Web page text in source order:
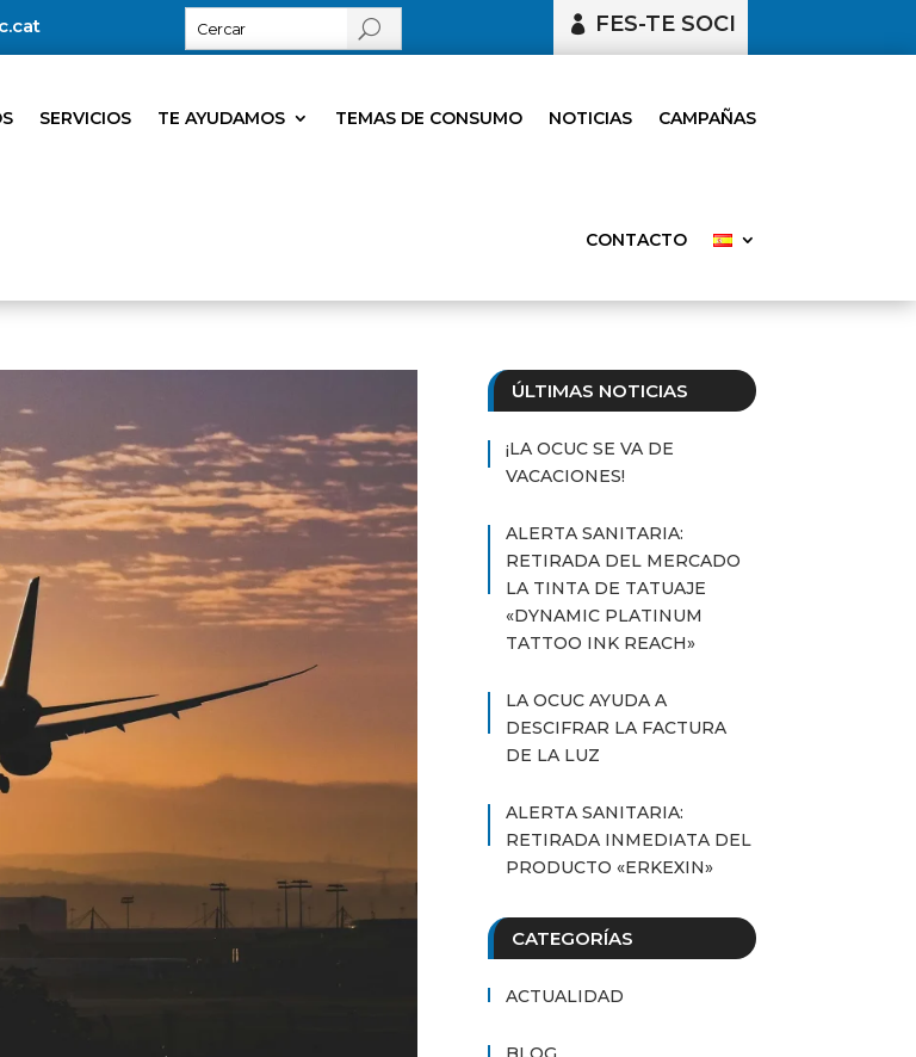
FES-TE SOCI
SERVICIOS TE AYUDAMOS TEMAS DE CONSUMO NOTICIAS CAMPAÑAS
CONTACTO
ÚLTIMAS NOTICIAS
¡LA OCUC SE VA DE
VACACIONES!
ALERTA SANITARIA:
RETIRADA DEL MERCADO
LA TINTA DE TATUAJE
«DYNAMIC PLATINUM
TATTOO INK REACH»
LA OCUC AYUDA A
DESCIFRAR LA FACTURA
DE LA LUZ
ALERTA SANITARIA:
RETIRADA INMEDIATA DEL
PRODUCTO «ERKEXIN»
CATEGORÍAS
ACTUALIDAD